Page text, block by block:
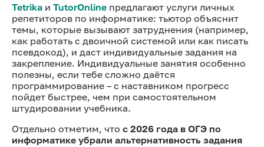
Tetrika и TutorOnline предлагают услуги личных
репетиторов по информатике: тьютор объяснит
темы, которые вызывают затруднения (например,
как работать с двоичной системой или как писать
псевдокод), и даст индивидуальные задания на
закрепление. Индивидуальные занятия особенно
полезны, если тебе сложно даётся
программирование – с наставником прогресс
пойдет быстрее, чем при самостоятельном
штудировании учебника.
Отдельно отметим, что с 2026 года в ОГЭ по
информатике убрали альтернативность задания